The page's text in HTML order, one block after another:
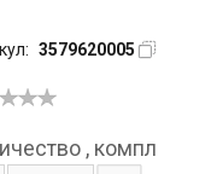
3579620005
, компл